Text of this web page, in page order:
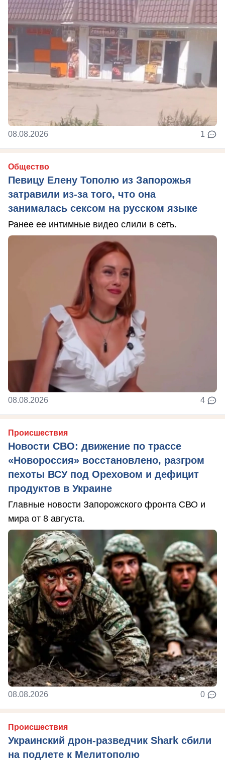
08.08.2026 1
Общество
Певицу Елену Тополю из Запорожья
затравили из-за того, что она
занималась сексом на русском языке
Ранее ее интимные видео слили в сеть.
08.08.2026 4
Происшествия
Новости СВО: движение по трассе
«Новороссия» восстановлено, разгром
пехоты ВСУ под Ореховом и дефицит
продуктов в Украине
Главные новости Запорожского фронта СВО и
мира от 8 августа.
08.08.2026 0
Происшествия
Украинский дрон-разведчик Shark сбили
на подлете к Мелитополю